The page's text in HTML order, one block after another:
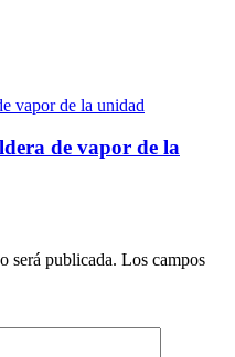
de vapor de la
será publicada. Los campos